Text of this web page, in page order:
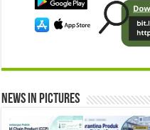
News in Pictures